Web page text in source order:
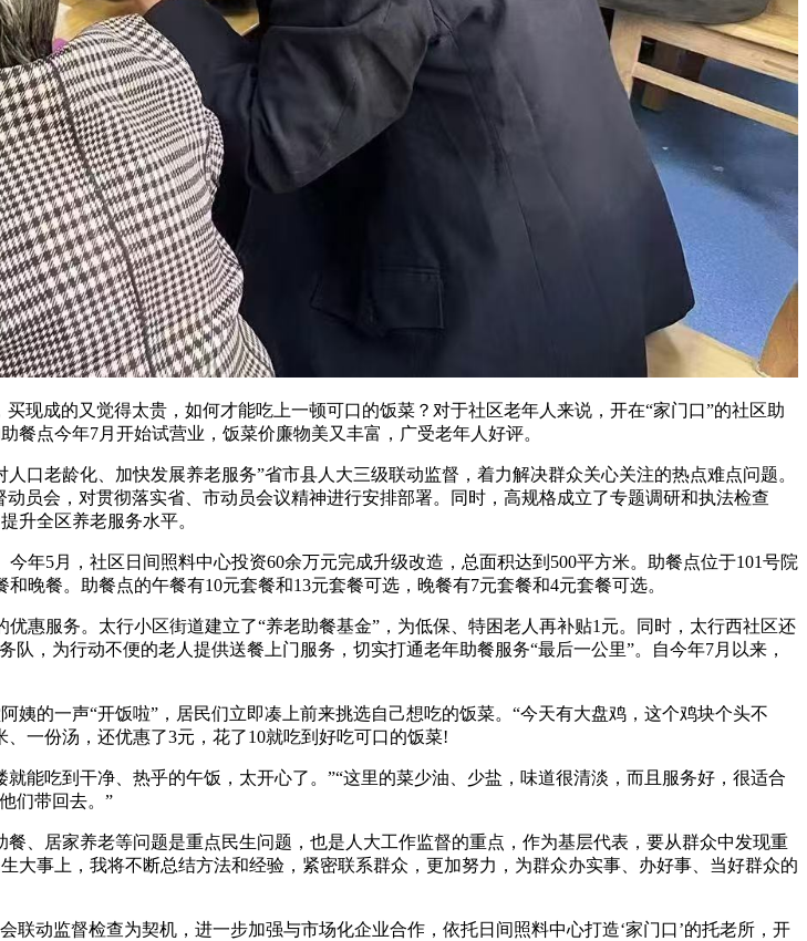
成的又觉得太贵，如何才能吃上一顿可口的饭菜？对于社区老年人来说，开在“家门口”的社区助
点今年7月开始试营业，饭菜价廉物美又丰富，广受老年人好评。
老龄化、加快发展养老服务”省市县人大三级联动监督，着力解决群众关心关注的热点难点问题。
员会，对贯彻落实省、市动员会议精神进行安排部署。同时，高规格成立了专题调研和执法检查
升全区养老服务水平。
5月，社区日间照料中心投资60余万元完成升级改造，总面积达到500平方米。助餐点位于101号院
晚餐。助餐点的午餐有10元套餐和13元套餐可选，晚餐有7元套餐和4元套餐可选。
服务。太行小区街道建立了“养老助餐基金”，为低保、特困老人再补贴1元。同时，太行西社区还
，为行动不便的老人提供送餐上门服务，切实打通老年助餐服务“最后一公里”。自今年7月以来，
一声“开饭啦”，居民们立即凑上前来挑选自己想吃的饭菜。“今天有大盘鸡，这个鸡块个头不
一份汤，还优惠了3元，花了10就吃到好吃可口的饭菜!
吃到干净、热乎的午饭，太开心了。”“这里的菜少油、少盐，味道很清淡，而且服务好，很适合
们带回去。”
居家养老等问题是重点民生问题，也是人大工作监督的重点，作为基层代表，要从群众中发现重
事上，我将不断总结方法和经验，紧密联系群众，更加努力，为群众办实事、办好事、当好群众的
监督检查为契机，进一步加强与市场化企业合作，依托日间照料中心打造‘家门口’的托老所，开